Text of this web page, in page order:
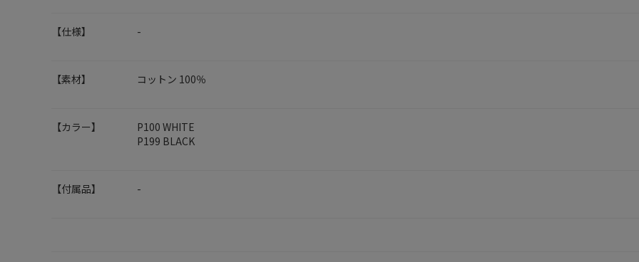
【仕様】 -
【素材】 コットン 100％
【カラー】
P100 WHITE
P199 BLACK
【付属品】 -